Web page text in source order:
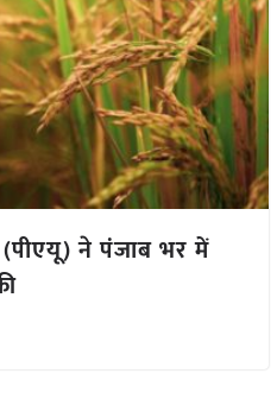
(पीएयू) ने पंजाब भर में